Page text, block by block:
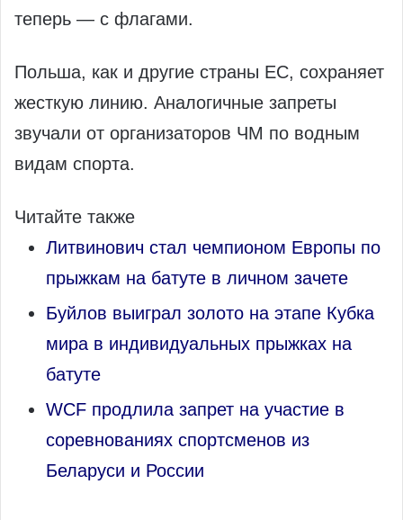
теперь — с флагами.
Польша, как и другие страны ЕС, сохраняет
жесткую линию. Аналогичные запреты
звучали от организаторов ЧМ по водным
видам спорта.
Читайте также
Литвинович стал чемпионом Европы по
прыжкам на батуте в личном зачете
Буйлов выиграл золото на этапе Кубка
мира в индивидуальных прыжках на
батуте
WCF продлила запрет на участие в
соревнованиях спортсменов из
Беларуси и России